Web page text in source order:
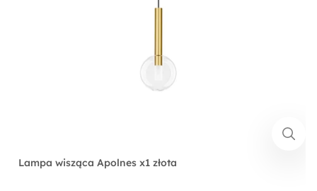
Lampa wisząca Apolnes x1 złota